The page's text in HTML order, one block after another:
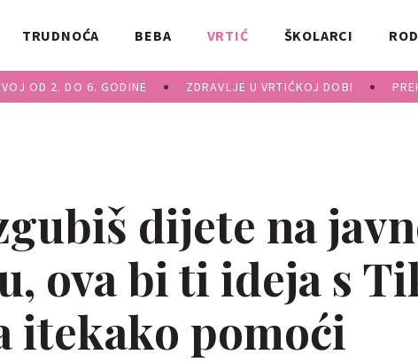
TRUDNOĆA BEBA VRTIĆ
OD 2. DO 6. GODINE ZDRAVLJE U VRTIĆKOJ DOBI
ŠKOLARCI
dijete na
ova bi ti ideja s
itekako pomoći